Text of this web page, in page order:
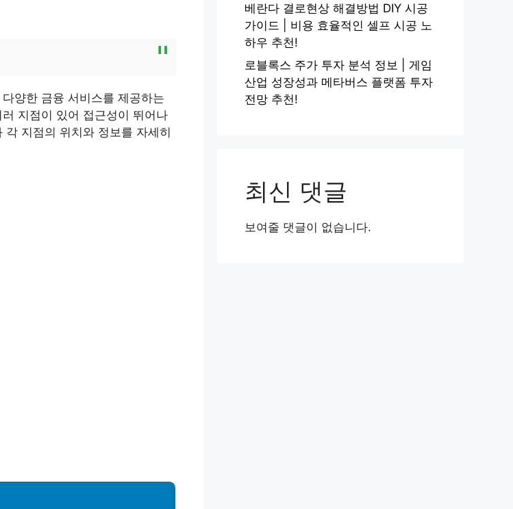
양한 금융 서비스를 제공하는
지점이 있어 접근성이 뛰어나
지점의 위치와 정보를 자세히
베란다 결로현상 해결방법 DIY 시공
가이드 | 비용 효율적인 셀프 시공 노
하우 추천!
로블록스 주가 투자 분석 정보 | 게임
산업 성장성과 메타버스 플랫폼 투자
전망 추천!
최신 댓글
보여줄 댓글이 없습니다.